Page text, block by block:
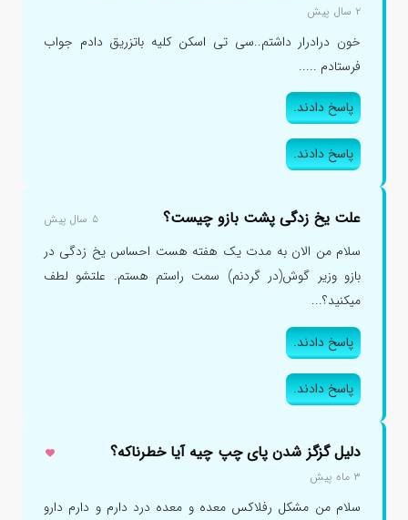
۲ سال پیش
خون درادرار داشتم..سی تی اسکن کلیه باتزریق دادم جواب
فرستادم .....
پاسخ دادند.
پاسخ دادند.
علت یخ زدگی پشت بازو چیست؟ ۵ سال پیش
سلام من الان به مدت یک هفته هست احساس یخ زدگی در
بازو وزیر گوش(در گردنم) سمت راستم هستم. علتشو لطف
میکنید؟...
پاسخ دادند.
پاسخ دادند.
دلیل گزگز شدن پای چپ چیه آیا خطرناکه؟
۳ ماه پیش
سلام من مشکل رفلاکس معده و معده درد دارم و دارم دارو